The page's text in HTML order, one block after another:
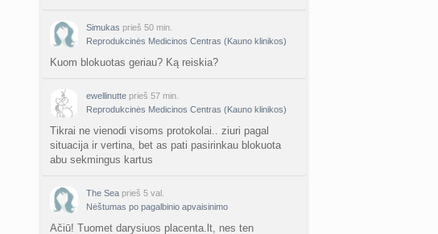
Simukas prieš 50 min.
Reprodukcinės Medicinos Centras (Kauno klinikos)
Kuom blokuotas geriau? Ką reiskia?
ewellinutte prieš 57 min.
Reprodukcinės Medicinos Centras (Kauno klinikos)
Tikrai ne vienodi visoms protokolai.. ziuri pagal
situacija ir vertina, bet as pati pasirinkau blokuota
abu sekmingus kartus
The Sea prieš 5 val.
Nėštumas po pagalbinio apvaisinimo
Ačiū! Tuomet darysiuos placenta.lt, nes ten